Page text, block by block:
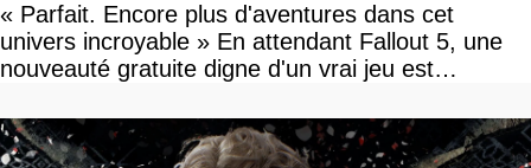
« Parfait. Encore plus d'aventures dans cet
univers incroyable » En attendant Fallout 5, une
nouveauté gratuite digne d'un vrai jeu est